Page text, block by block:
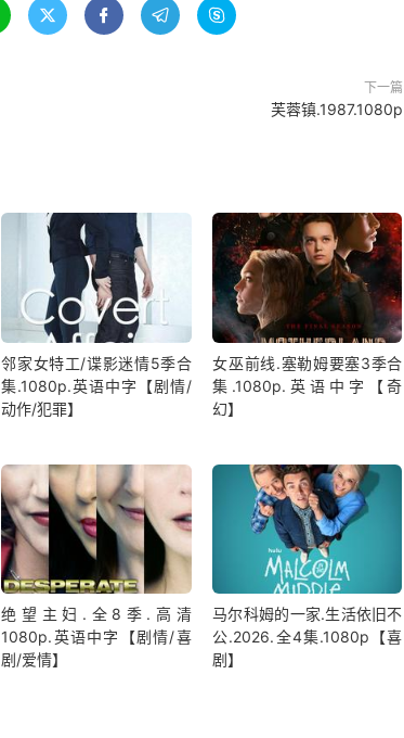
   
下一篇
芙蓉镇.1987.1080p
邻家女特工/谍影迷情5季合
集.1080p.英语中字【剧情/
动作/犯罪】
女巫前线.塞勒姆要塞3季合
集.1080p.英语中字【奇
幻】
绝望主妇.全8季.高清
1080p.英语中字【剧情/喜
剧/爱情】
马尔科姆的一家.生活依旧不
公.2026.全4集.1080p【喜
剧】